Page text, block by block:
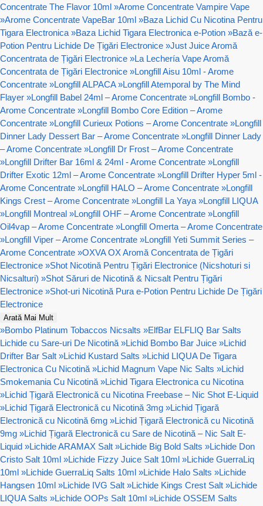
Concentrate The Flavor 10ml »Arome Concentrate Vampire Vape
»Arome Concentrate VapeBar 10ml »Baza Lichid Cu Nicotina Pentru
Tigara Electronica »Baza Lichid Tigara Electronica e-Potion »Bază e-
Potion Pentru Lichide De Țigări Electronice »Just Juice Aromă
Concentrata de Țigări Electronice »La Lechería Vape Aromă
Concentrata de Țigări Electronice »Longfill Aisu 10ml - Arome
Concentrate »Longfill ALPACA »Longfill Atemporal by The Mind
Flayer »Longfill Babel 24ml – Arome Concentrate »Longfill Bombo -
Arome Concentrate »Longfill Bombo Core Edition – Arome
Concentrate »Longfill Curieux Potions – Arome Concentrate »Longfill
Dinner Lady Dessert Bar – Arome Concentrate »Longfill Dinner Lady
– Arome Concentrate »Longfill Dr Frost – Arome Concentrate
»Longfill Drifter Bar 16ml & 24ml - Arome Concentrate »Longfill
Drifter Exotic 12ml – Arome Concentrate »Longfill Drifter Hyper 5ml -
Arome Concentrate »Longfill HALO – Arome Concentrate »Longfill
Kings Crest – Arome Concentrate »Longfill La Yaya »Longfill LIQUA
»Longfill Montreal »Longfill OHF – Arome Concentrate »Longfill
Oil4vap – Arome Concentrate »Longfill Omerta – Arome Concentrate
»Longfill Viper – Arome Concentrate »Longfill Yeti Summit Series –
Arome Concentrate »OXVA OX Aromă Concentrata de Țigări
Electronice »Shot Nicotină Pentru Țigări Electronice (Nicshoturi si
Nicsalturi) »Shot Săruri de Nicotină & Nicsalt Pentru Țigări
Electronice »Shot-uri Nicotină Pura e-Potion Pentru Lichide De Țigări
Electronice
Arată Mai Mult
»Bombo Platinum Tobaccos Nicsalts »ElfBar ELFLIQ Bar Salts
Lichide cu Sare-uri De Nicotină »Lichid Bombo Bar Juice »Lichid
Drifter Bar Salt »Lichid Kustard Salts »Lichid LIQUA De Tigara
Electronica Cu Nicotină »Lichid Magnum Vape Nic Salts »Lichid
Smokemania Cu Nicotină »Lichid Tigara Electronica cu Nicotina
»Lichid Țigară Electronică cu Nicotina Freebase – Nic Shot E-Liquid
»Lichid Țigară Electronică cu Nicotină 3mg »Lichid Țigară
Electronică cu Nicotină 6mg »Lichid Țigară Electronică cu Nicotină
9mg »Lichid Țigară Electronică cu Sare de Nicotină – Nic Salt E-
Liquid »Lichide ARAMAX Salt »Lichide Big Bold Salts »Lichide Don
Cristo Salt 10ml »Lichide Fizzy Juice Salt 10ml »Lichide GuerraLiq
10ml »Lichide GuerraLiq Salts 10ml »Lichide Halo Salts »Lichide
Hangsen 10ml »Lichide IVG Salt »Lichide Kings Crest Salt »Lichide
LIQUA Salts »Lichide OOPs Salt 10ml »Lichide OSSEM Salts